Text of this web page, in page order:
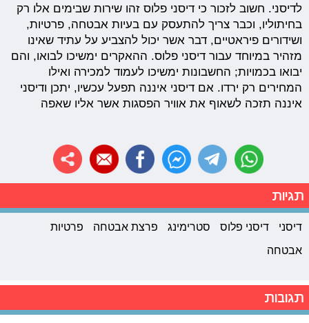
לדיסני. חשוב לזכור כי דיסני פלוס זהו שירות שבימים אלו רק
בחיתוליו, וכבר צריך להתעסק עם בעיות אבטחה, פרטיות,
ושידורים פיראטיים, דבר אשר יכול להצביע על עתיד שאינו
מזהיר במיוחד עבור דיסני פלוס. ההאקרים ימשיכו לבואו, והם
יבואו בכמויות; החשבונות ימשיכו לעמוד למכירה ואילו
המחירים רק ירדו. אם דיסני איננה תפעל עכשיו, יתכן ודיסני
איננה תזכה לשאוף את אוויר הפסגות אשר אליו שאפה
תגיות
דיסני דיסני פלוס סטרימינג פרצת אבטחה
פרטיות
אבטחה
תגובות